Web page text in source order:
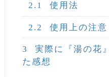
2.1 使用法
2.2 使用上の注意
3
実際に『湯の花
た感想